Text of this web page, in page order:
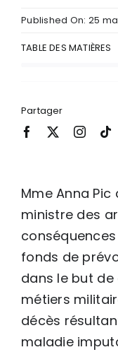
Published On: 25
TABLE DES MATIÈRES
Partager
Mme Anna Pic
ministre des
fonds de
dans le but de
métiers
décès
maladie